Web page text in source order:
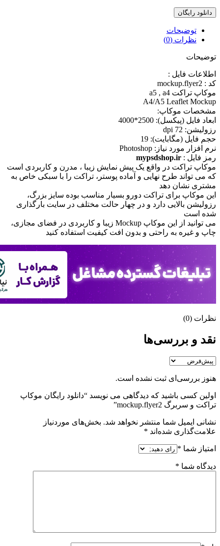
دانلود رایگان
توضیحات
نظرات (0)
توضیحات
اطلاعات فايل :
کد : mockup.flyer2
موکاپ تراکت a5 , a4
A4/A5 Leaflet Mockup
مشخصات موکاپ:
ابعاد فايل (پيکسل): 2500*4000
رزوليشن: 72 dpi
حجم فايل (مگابايت): 19
نرم افزار مورد نياز: Photoshop
رمز فایل : mypsdshop.ir
موکاپ تراکت در واقع يک پيش نمايش زيبا ، مدرن و کاربردی است
که می تواند طرح نهایی و آماده پوستر، تراکت را با سبکی خاص به
مشتری نشان دهد
اين موکاپ برای تراکت دورو بسیار مناسب بوده سايز بزرگ،
رزوليشن بالايی دارد و در چهار حالت مختلف در سایت بارگذاری
شده است
می توانيد از اين موکاپ Mockup زيبا و کاربردی در فضای مجازی،
چاپ و غيره به راحتی و بدون افت کيفيت استفاده کنيد
نظرات (0)
نقد و بررسی‌ها
هنوز بررسی‌ای ثبت نشده است.
اولین کسی باشید که دیدگاهی می نویسد “دانلود رایگان موکاپ
تراکت و سربرگ mockup.flyer2”
نشانی ایمیل شما منتشر نخواهد شد. بخش‌های موردنیاز
علامت‌گذاری شده‌اند *
امتیاز شما *
دیدگاه شما *